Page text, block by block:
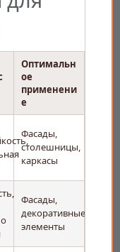
Оптимальн
ое
применени
е
Фасады,
столешницы,
каркасы
Фасады,
декоративные
элементы